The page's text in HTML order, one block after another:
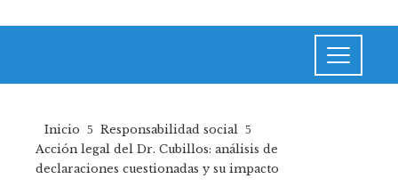
Inicio
Responsabilidad social
Acción legal del Dr. Cubillos: análisis de
declaraciones cuestionadas y su impacto